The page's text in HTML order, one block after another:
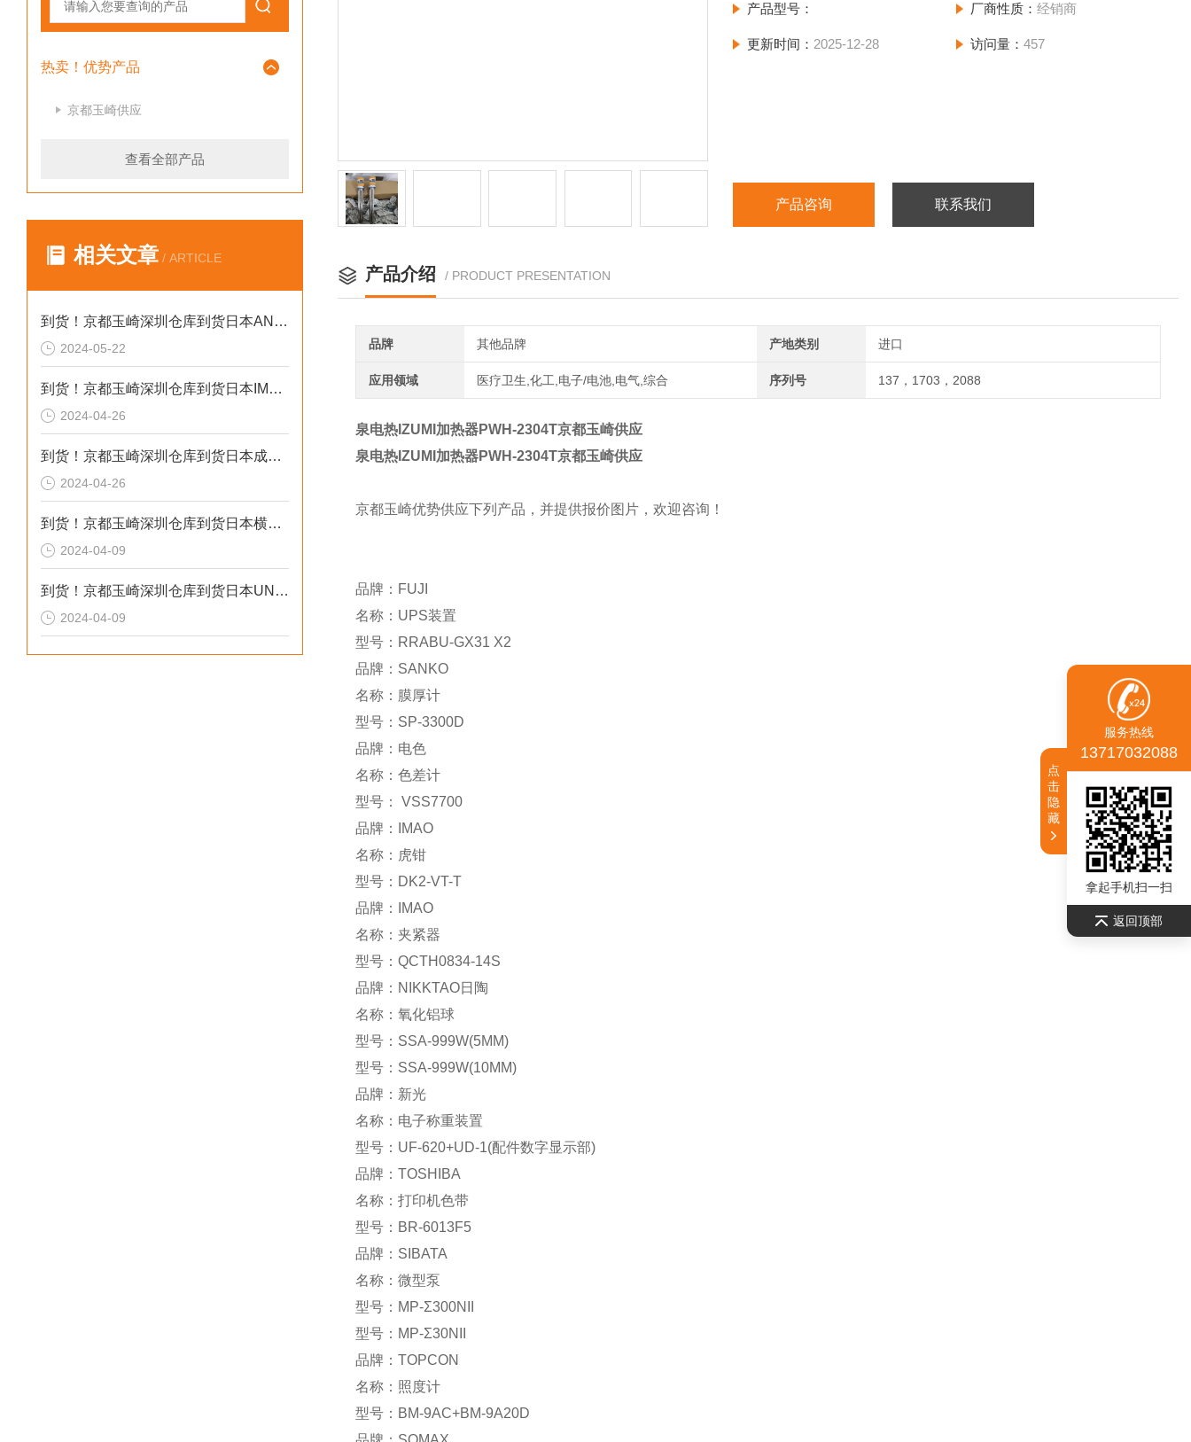
热卖！优势产品
京都玉崎供应
查看全部产品
相关文章 / ARTICLE
到货！京都玉崎深圳仓库到货日本AND 电子秤HV-60KCEP
2024-05-22
到货！京都玉崎深圳仓库到货日本IMADA 推拉力计 DST-20N
2024-04-26
到货！京都玉崎深圳仓库到货日本成茂锻针仪MF2
2024-04-26
到货！京都玉崎深圳仓库到货日本横河 电导率仪传感器 SC8SG-R31-T-305-P1-A
2024-04-09
到货！京都玉崎深圳仓库到货日本UNITTA音波式皮带张力计U-550替换U-508
2024-04-09
产品型号： 厂商性质： 经销商
更新时间： 2025-12-28 访问量： 457
产品咨询 联系我们
产品介绍 / PRODUCT PRESENTATION
品牌 其他品牌 产地类别 进口
应用领域 医疗卫生,化工,电子/电池,电气,综合 序列号 137，1703，2088
泉电热IZUMI加热器PWH-2304T京都玉崎供应
泉电热IZUMI加热器PWH-2304T京都玉崎供应
京都玉崎优势供应下列产品，并提供报价图片，欢迎咨询！
品牌：FUJI
名称：UPS装置
型号：RRABU-GX31 X2
品牌：SANKO
名称：膜厚计
型号：SP-3300D
品牌：电色
名称：色差计
型号： VSS7700
品牌：IMAO
名称：虎钳
型号：DK2-VT-T
品牌：IMAO
名称：夹紧器
型号：QCTH0834-14S
品牌：NIKKTAO日陶
名称：氧化铝球
型号：SSA-999W(5MM)
型号：SSA-999W(10MM)
品牌：新光
名称：电子称重装置
型号：UF-620+UD-1(配件数字显示部)
品牌：TOSHIBA
名称：打印机色带
型号：BR-6013F5
品牌：SIBATA
名称：微型泵
型号：MP-Σ300NII
型号：MP-Σ30NII
品牌：TOPCON
名称：照度计
型号：BM-9AC+BM-9A20D
服务热线
13717032088
拿起手机扫一扫
返回顶部
点
击
隐
藏